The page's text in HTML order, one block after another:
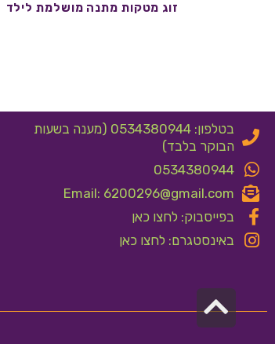
זוג מטקות מתנה מושלמת לילד
בטלפון: 0534380944 (מענה בשעות
הבוקר בלבד)
0534380944
Email: 6200296@gmail.com
בפייסבוק: לחצו כאן
באינסטגרם: לחצו כאן
גלילה
לראש